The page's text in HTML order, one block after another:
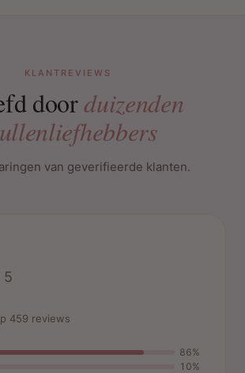
KLANTREVIEWS
doorduizenden
van geverifieerde klanten.
5
459 reviews
86%
10%